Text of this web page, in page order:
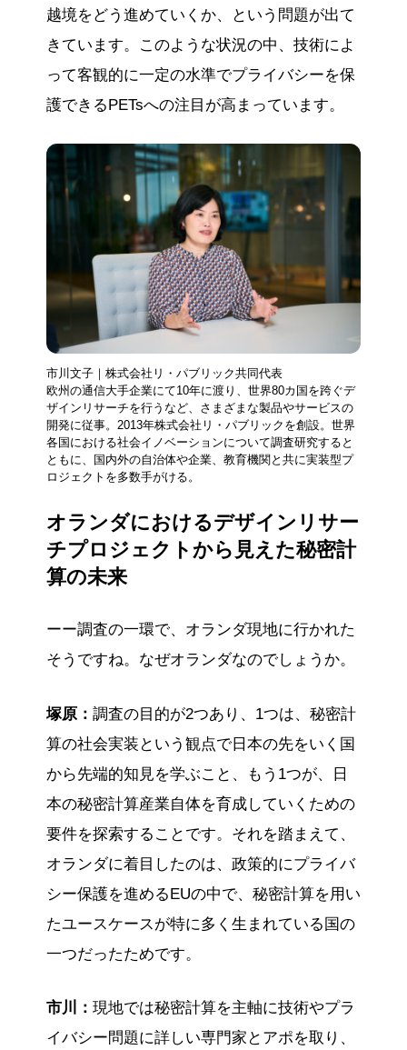
越境をどう進めていくか、という問題が出て
きています。このような状況の中、技術によ
って客観的に一定の水準でプライバシーを保
護できるPETsへの注目が高まっています。
市川文子｜株式会社リ・パブリック共同代表
欧州の通信大手企業にて10年に渡り、世界80カ国を跨ぐデ
ザインリサーチを行うなど、さまざまな製品やサービスの
開発に従事。2013年株式会社リ・パブリックを創設。世界
各国における社会イノベーションについて調査研究すると
ともに、国内外の自治体や企業、教育機関と共に実装型プ
ロジェクトを多数手がける。
オランダにおけるデザインリサー
チプロジェクトから見えた秘密計
算の未来
ーー調査の一環で、オランダ現地に行かれた
そうですね。なぜオランダなのでしょうか。
塚原： 調査の目的が2つあり、1つは、秘密計
算の社会実装という観点で日本の先をいく国
から先端的知見を学ぶこと、もう1つが、日
本の秘密計算産業自体を育成していくための
要件を探索することです。それを踏まえて、
オランダに着目したのは、政策的にプライバ
シー保護を進めるEUの中で、秘密計算を用い
たユースケースが特に多く生まれている国の
一つだったためです。
市川： 現地では秘密計算を主軸に技術やプラ
イバシー問題に詳しい専門家とアポを取り、